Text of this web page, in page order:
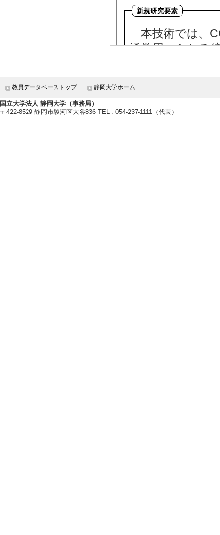
本技術では、
通常用いられる
いHLPGの作製
と比べて、必要
高効率 (歩留ま
教員データベーストップ 静岡大学ホーム
国立大学法人 静岡大学（事務局）
〒422-8529 静岡市駿河区大谷836 TEL : 054-237-1111（代表）